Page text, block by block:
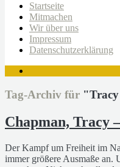
Startseite
Mitmachen
Wir über uns
Impressum
Datenschutzerklärung
Tag-Archiv für
Chapman, Tracy
Der Kampf um Freiheit im
immer größere Ausmaße an.